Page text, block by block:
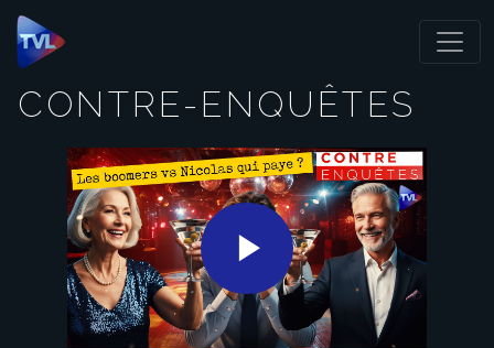
Panneau de gestion des cookies
CONTRE-ENQUÊTES
Play